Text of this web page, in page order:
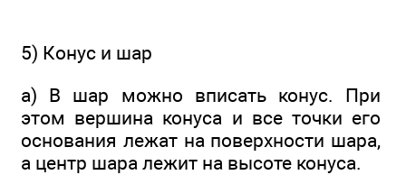
5) Конус и шар
а) В шар можно вписать конус. При
этом вершина конуса и все точки его
основания лежат на поверхности шара,
а центр шара лежит на высоте конуса.